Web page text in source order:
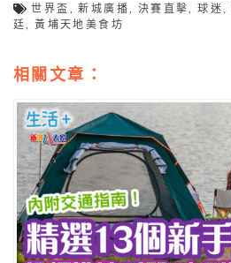
世界盃 ,新城廣播, 決賽直擊,球迷,
廷,黃埔天地美食坊
相關文章：